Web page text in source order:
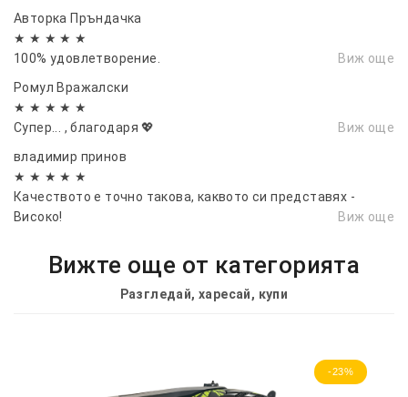
Авторка Пръндачка
★ ★ ★ ★ ★
100% удовлетворение.
Виж още
Ромул Вражалски
★ ★ ★ ★ ★
Супер... , благодаря 💖
Виж още
владимир принов
★ ★ ★ ★ ★
Качеството е точно такова, каквото си представях -
Високо!
Виж още
Вижте още от категорията
Разгледай, харесай, купи
-23%